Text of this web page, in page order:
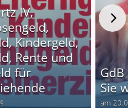
IV,
Kindergeld,
Rente und
für
Sie
am